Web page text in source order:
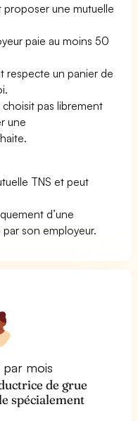
proposer une mutuelle
paie au moins 50
respecte un panier de
choisit pas librement
une
TNS et peut
d’une
son employeur.
mois
de grue
spécialement